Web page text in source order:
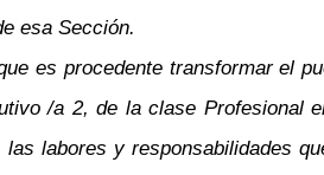
esa Sección.
es procedente transformar el
/a 2, de la clase Profesional
labores y responsabilidades